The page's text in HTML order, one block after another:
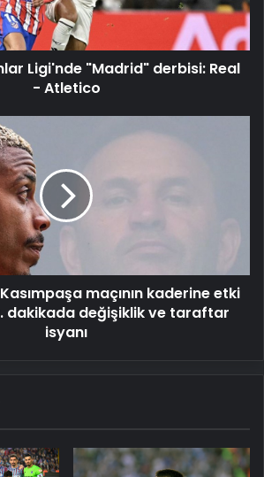
Ligi'nde "Madrid" derbisi: Real
- Atletico
maçının kaderine etki
dakikada değişiklik ve taraftar
isyanı